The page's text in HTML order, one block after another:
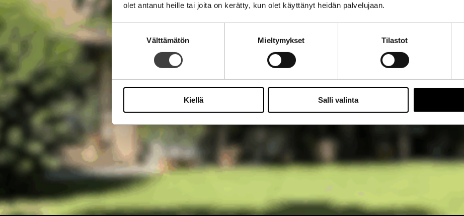
olet antanut heille tai joita on kerätty, kun olet käyttänyt heidän palvelujaan.
valinta
Välttämätön Mieltymykset Tilastot
Kiellä Salli valinta